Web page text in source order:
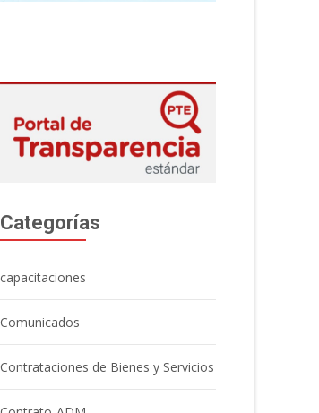
Categorías
capacitaciones
Comunicados
Contrataciones de Bienes y Servicios